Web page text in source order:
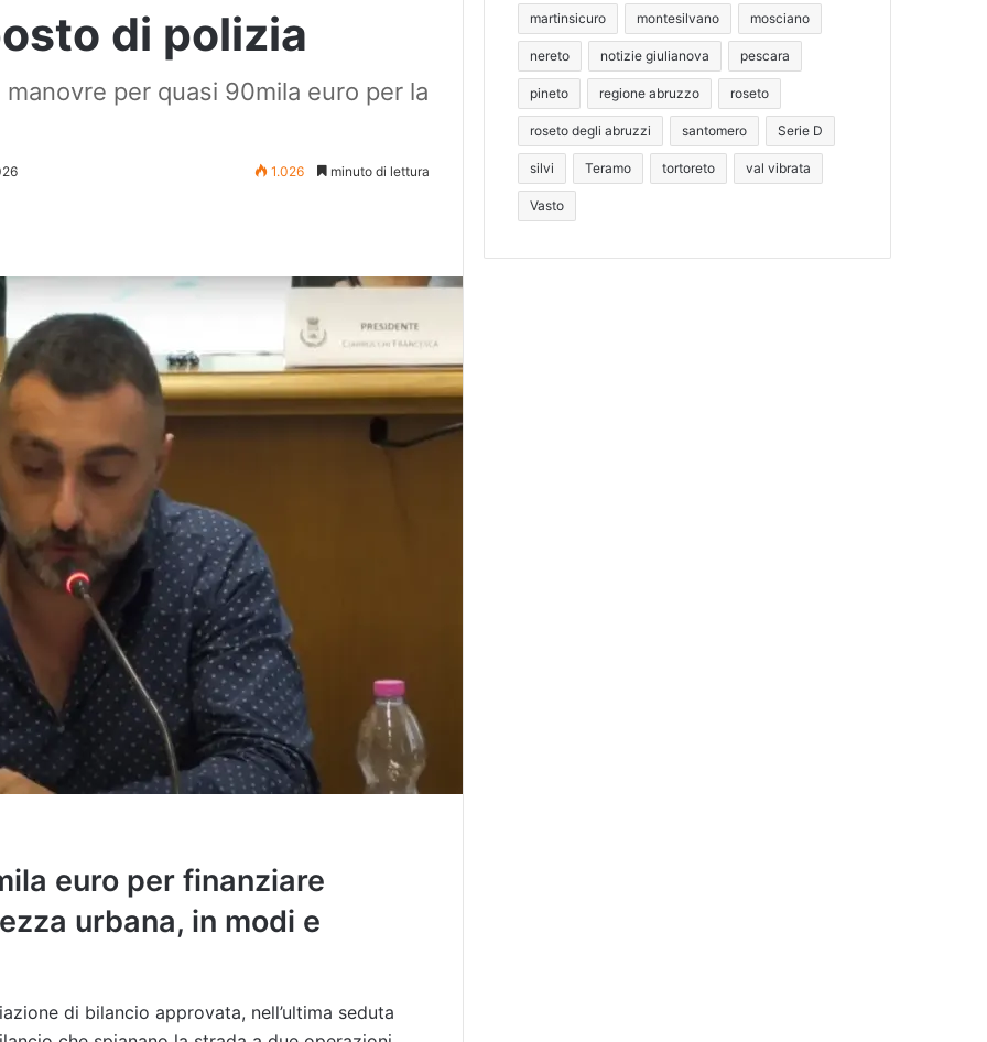
di polizia
per quasi 90mila euro per la
1.026 minuto di lettura
euro per finanziare
urbana, in modi e
di bilancio approvata, nell’ultima seduta
martinsicuro montesilvano mosciano
nereto notizie giulianova pescara
pineto regione abruzzo roseto
roseto degli abruzzi santomero Serie D
silvi Teramo tortoreto val vibrata
Vasto